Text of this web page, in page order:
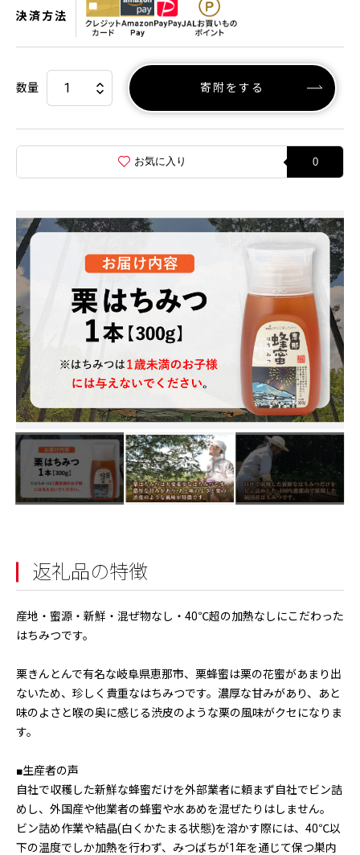
決済方法
数量 寄附をする
お気に入り 0
返礼品の特徴
産地・蜜源・新鮮・混ぜ物なし・40℃超の加熱なしにこだわった
はちみつです。
栗きんとんで有名な岐阜県恵那市、栗蜂蜜は栗の花蜜があまり出
ないため、珍しく貴重なはちみつです。濃厚な甘みがあり、あと
味のよさと喉の奥に感じる渋皮のような栗の風味がクセになりま
す。
■生産者の声
自社で収穫した新鮮な蜂蜜だけを外部業者に頼まず自社でビン詰
めし、外国産や他業者の蜂蜜や水あめを混ぜたりはしません。
ビン詰め作業や結晶(白くかたまる状態)を溶かす際には、40℃以
下の温度でしか加熱を行わず、みつばちが1年を通じて保つ巣内